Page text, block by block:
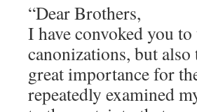
“Dear Brothers,
I have convoked you
canonizations, but
great importance for
repeatedly examined